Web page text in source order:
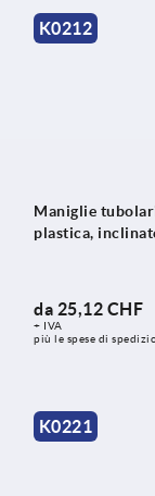
K0212
Maniglie
plastica,
da 25,12 CHF
+ IVA
più le spese di
K0221